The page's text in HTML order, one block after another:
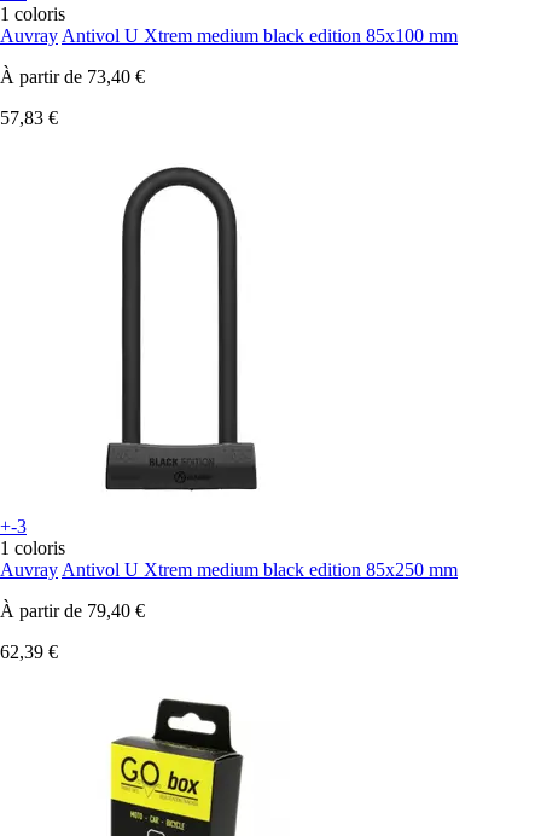
1 coloris
Auvray Antivol U Xtrem medium black edition 85x100 mm
À partir de 73,40 €
57,83 €
+-3
1 coloris
Auvray Antivol U Xtrem medium black edition 85x250 mm
À partir de 79,40 €
62,39 €